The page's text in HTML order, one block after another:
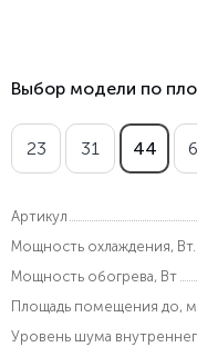
Выбор модели по
23 31 44
Артикул
Мощность охлаждения, Вт.
Мощность обогрева, Вт
Площадь помещения до,
Уровень шума